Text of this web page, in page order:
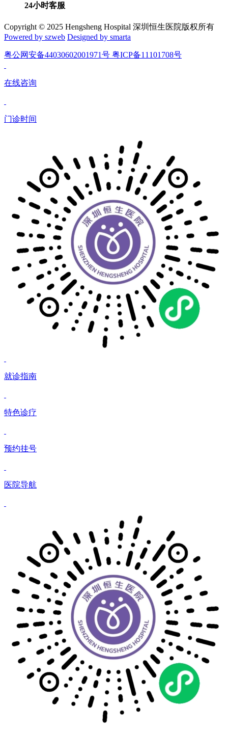
24小时客服
Copyright © 2025 Hengsheng Hospital 深圳恒生医院版权所有
Powered by szweb Designed by smarta
粤公网安备44030602001971号 粤ICP备11101708号
在线咨询
门诊时间
就诊指南
特色诊疗
预约挂号
医院导航